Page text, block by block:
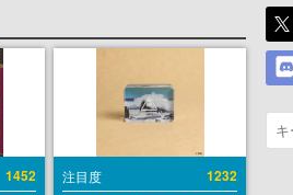
1452 注目度 1232